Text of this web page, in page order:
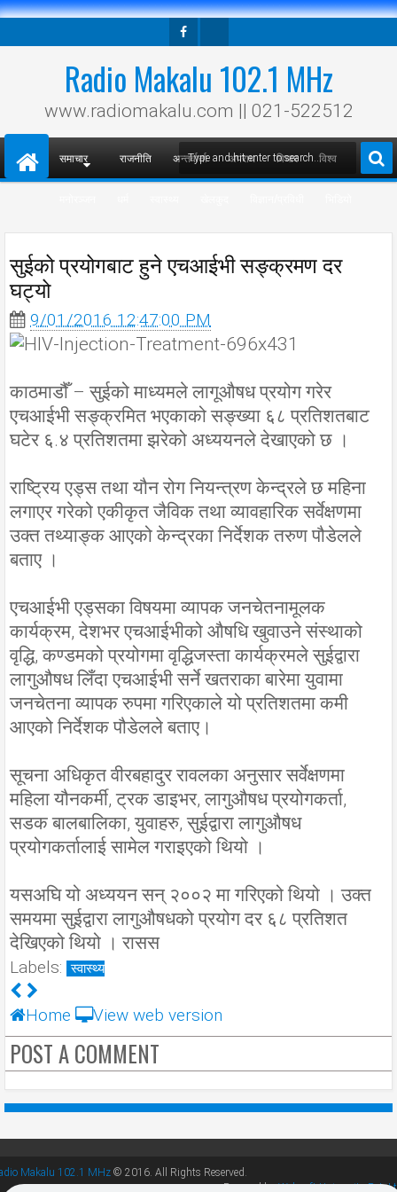
Radio Makalu 102.1 MHz
www.radiomakalu.com || 021-522512
समाचार राजनीति अन्तर्वार्ता अपराध विचार विश्व
सुईको प्रयोगबाट हुने एचआईभी सङ्क्रमण दर
घट्यो
9/01/2016 12:47:00 PM
काठमाडौँ – सुईको माध्यमले लागूऔषध प्रयोग गरेर
एचआईभी सङ्क्रमित भएकाको सङ्ख्या ६८ प्रतिशतबाट
घटेर ६.४ प्रतिशतमा झरेको अध्ययनले देखाएको छ ।
राष्ट्रिय एड्स तथा यौन रोग नियन्त्रण केन्द्रले छ महिना
लगाएर गरेको एकीकृत जैविक तथा व्यावहारिक सर्वेक्षणमा
उक्त तथ्याङ्क आएको केन्द्रका निर्देशक तरुण पौडेलले
बताए ।
एचआईभी एड्सका विषयमा व्यापक जनचेतनामूलक
कार्यक्रम, देशभर एचआईभीको औषधि खुवाउने संस्थाको
वृद्धि, कण्डमको प्रयोगमा वृद्धिजस्ता कार्यक्रमले सुईद्वारा
लागुऔषध लिँदा एचआईभी सर्ने खतराका बारेमा युवामा
जनचेतना व्यापक रुपमा गरिएकाले यो प्रतिशतमा कमी
आएको निर्देशक पौडेलले बताए।
सूचना अधिकृत वीरबहादुर रावलका अनुसार सर्वेक्षणमा
महिला यौनकर्मी, ट्रक डाइभर, लागुऔषध प्रयोगकर्ता,
सडक बालबालिका, युवाहरु, सुईद्वारा लागुऔषध
प्रयोगकर्तालाई सामेल गराइएको थियो ।
यसअघि यो अध्ययन सन् २००२ मा गरिएको थियो । उक्त
समयमा सुईद्वारा लागुऔषधको प्रयोग दर ६८ प्रतिशत
देखिएको थियो । रासस
Labels: स्वास्थ्य
Home View web version
POST A COMMENT
Makalu 102.1 MHz © 2016. All Rights Reserved.
Powered byWebsoft University Pvt.